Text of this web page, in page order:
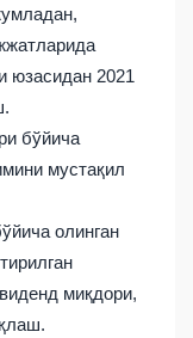
юзасидан 2021
бўйича
мустақил
олинган
миқдори,